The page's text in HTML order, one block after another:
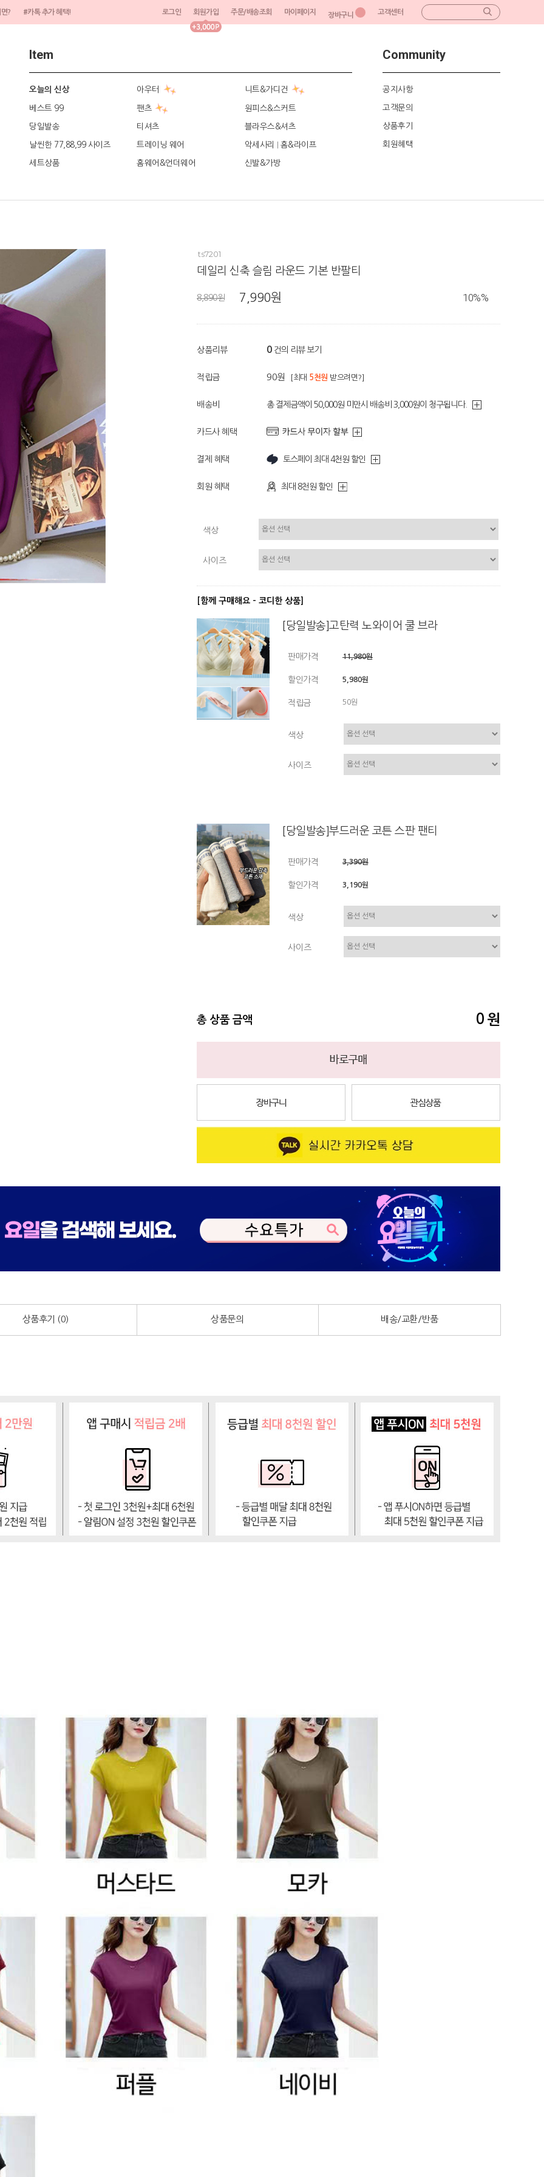
? #카톡 추가 혜택! 로그인 회원가입 주문/배송조회 마이페이지 장바구니 고객센터
Item
오늘의 신상 아우터 니트&가디건
베스트 99 팬츠 원피스&스커트
당일발송 티셔츠 블라우스&셔츠
날씬한 77,88,99 사이즈 트레이닝 웨어 악세사리 홈&라이프
세트상품 홈웨어&언더웨어 신발&가방
Community
공지사항
고객문의
상품후기
회원혜택
ts7201
데일리 신축 슬림 라운드 기본 반팔티
8,890원 7,990원 10%%
상품리뷰 0 건의 리뷰 보기
적립금 90원 [최대 5천원 받으려면?]
배송비 총 결제금액이 50,000원 미만시 배송비 3,000원이 청구됩니다.
카드사 혜택
결제 혜택 토스페이 최대 4천원 할인
회원 혜택 최대 8천원 할인
색상
사이즈
[함께 구매해요 - 코디한 상품]
[당일발송]고탄력 노와이어 쿨 브라
판매가격 11,980원
할인가격 5,980원
적립금 50원
색상
사이즈
[당일발송]부드러운 코튼 스판 팬티
판매가격 3,390원
할인가격 3,190원
색상
사이즈
총 상품 금액 0 원
상품후기 (0) 상품문의 배송/교환/반품